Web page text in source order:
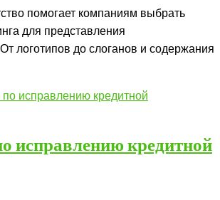
помогает компаниям выбрать
для представления
логотипов до слоганов и содержания
исправлению кредитной